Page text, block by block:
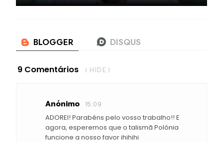
9 Comentários ( HIDE )
Anónimo 15:09
ADOREI! Parabéns pelo vosso trabalho!! E
agora, esperemos que o talismã Polónia
funcione a nosso favor ihihihi